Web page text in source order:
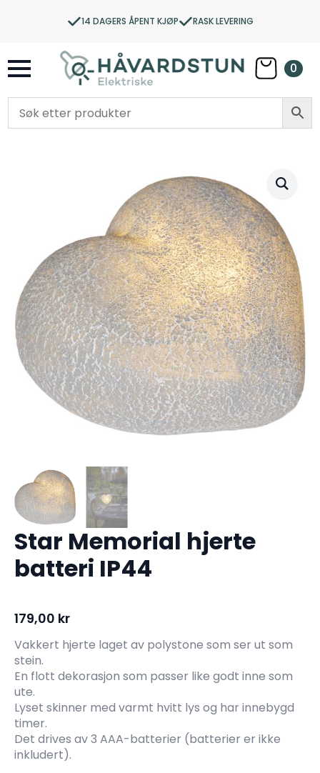
14 DAGERS ÅPENT KJØP RASK LEVERING
0
Star Memorial hjerte
batteri IP44
179,00 kr
Vakkert hjerte laget av polystone som ser ut som
stein.
En flott dekorasjon som passer like godt inne som
ute.
Lyset skinner med varmt hvitt lys og har innebygd
timer.
Det drives av 3 AAA-batterier (batterier er ikke
inkludert).